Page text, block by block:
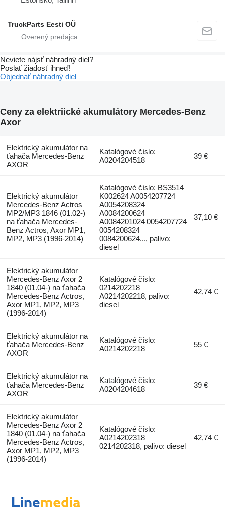
TruckParts Eesti OÜ
Neviete nájsť náhradný diel?
Poslať žiadosť ihneď!
Objednať náhradný diel
Ceny za elektriické akumulátory Mercedes-Benz
Axor
Elektrický akumulátor na
ťahača Mercedes-Benz
AXOR
Katalógové číslo:
A0204204518
39 €
Elektrický akumulátor
Mercedes-Benz Actros
MP2/MP3 1846 (01.02-)
na ťahača Mercedes-
Benz Actros, Axor MP1,
MP2, MP3 (1996-2014)
Katalógové číslo: BS3514
K002624 A0054207724
A0054208324
A0084200624
A0084201024 0054207724
0054208324
0084200624..., palivo:
diesel
37,10 €
Elektrický akumulátor
Mercedes-Benz Axor 2
1840 (01.04-) na ťahača
Mercedes-Benz Actros,
Axor MP1, MP2, MP3
(1996-2014)
Katalógové číslo:
0214202218
A0214202218, palivo:
diesel
42,74 €
Elektrický akumulátor na
ťahača Mercedes-Benz
AXOR
Katalógové číslo:
A0214202218
55 €
Elektrický akumulátor na
ťahača Mercedes-Benz
AXOR
Katalógové číslo:
A0204204618
39 €
Elektrický akumulátor
Mercedes-Benz Axor 2
1840 (01.04-) na ťahača
Mercedes-Benz Actros,
Axor MP1, MP2, MP3
(1996-2014)
Katalógové číslo:
A0214202318
0214202318, palivo: diesel
42,74 €